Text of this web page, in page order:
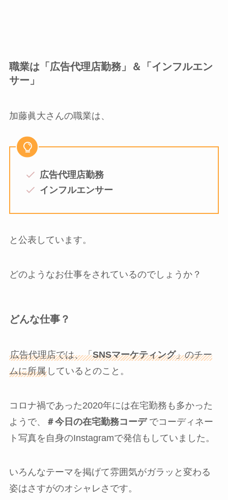
職業は「広告代理店勤務」＆「インフルエン
サー」
加藤眞大さんの職業は、
広告代理店勤務
インフルエンサー
と公表しています。
どのようなお仕事をされているのでしょうか？
どんな仕事？
広告代理店では、「SNSマーケティング」のチー
ムに所属しているとのこと。
コロナ禍であった2020年には在宅勤務も多かった
ようで、
＃今日の在宅勤務コーデでコーディネー
ト写真を自身のInstagramで発信もしていました。
いろんなテーマを掲げて雰囲気がガラッと変わる
姿はさすがのオシャレさです。